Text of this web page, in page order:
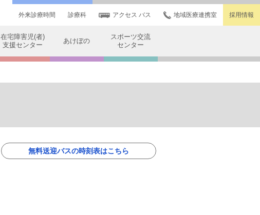
外来診療時間 診療科 アクセス バス 地域医療連携室 採用情報
在宅障害児(者)
支援センター
あけぼの
スポーツ交流
センター
無料送迎バスの時刻表はこちら